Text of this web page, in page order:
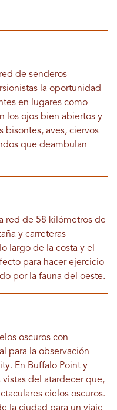
de senderos
la oportunidad
en lugares como
los ojos bien abiertos y
bisontes, aves, ciervos
que deambulan
red de 58 kilómetros de
y carreteras
largo de la costa y el
para hacer ejercicio
por la fauna del oeste.
oscuros con
para la observación
En Buffalo Point y
vistas del atardecer que,
cielos oscuros.